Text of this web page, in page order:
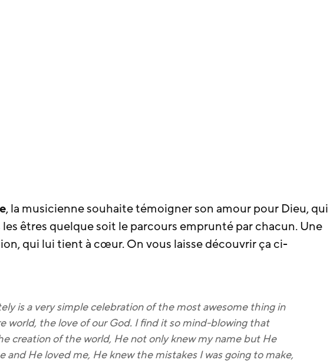
, la musicienne souhaite témoigner son amour pour Dieu, qui
êtres quelque soit le parcours emprunté par chacun. Une
qui lui tient à cœur. On vous laisse découvrir ça ci-
is a very simple celebration of the most awesome thing in
world, the love of our God. I find it so mind-blowing that
creation of the world, He not only knew my name but He
and He loved me, He knew the mistakes I was going to make,